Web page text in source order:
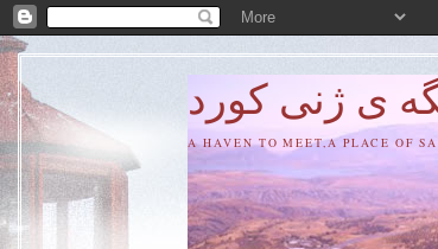
ی ژنی كورد
A HAVEN TO MEET,A PLACE OF